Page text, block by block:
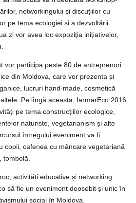
networkingului și discuțiilor cu
pe tema ecologiei și a dezvoltării
zi vor avea loc expoziția inițiativelor,
vor participa peste 80 de antreprenori
din Moldova, care vor prezenta și
lucruri hand-made, cosmetică
Pe lîngă aceasta, IarmarEco 2016
pe tema construcțiilor ecologice,
naturiste, vegetarianism și alte
întregului eveniment va fi
copii, cafenea cu mâncare vegetariană
activități educative și networking
să fie un eveniment deosebit și unic în
social în Moldova.